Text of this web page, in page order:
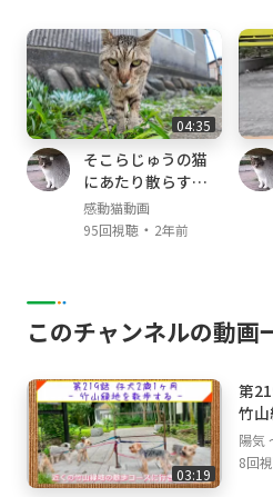
04:35
そこらじゅうの猫
にあたり散らすヤ
クザ猫
感動猫動画
95回視聴・ 2年前
このチャンネルの動画
03:19
第
竹
陽気
8回